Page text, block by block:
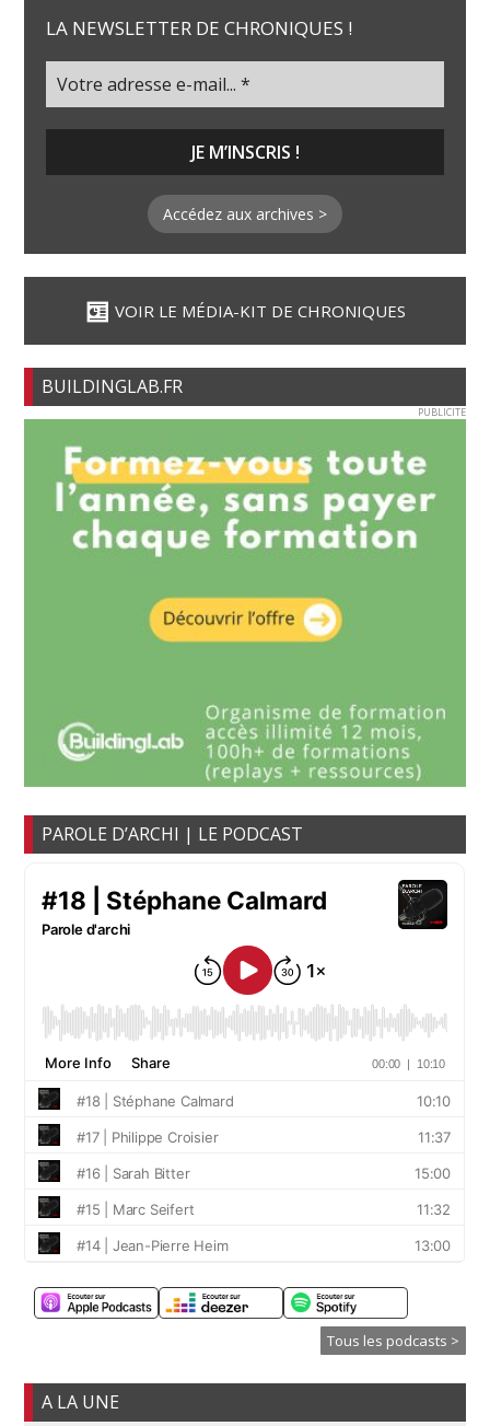
LA NEWSLETTER DE CHRONIQUES !
Accédez aux archives >
VOIR LE MÉDIA-KIT DE CHRONIQUES
BUILDINGLAB.FR
PUBLICITE
PAROLE D’ARCHI | LE PODCAST
Tous les podcasts >
A LA UNE